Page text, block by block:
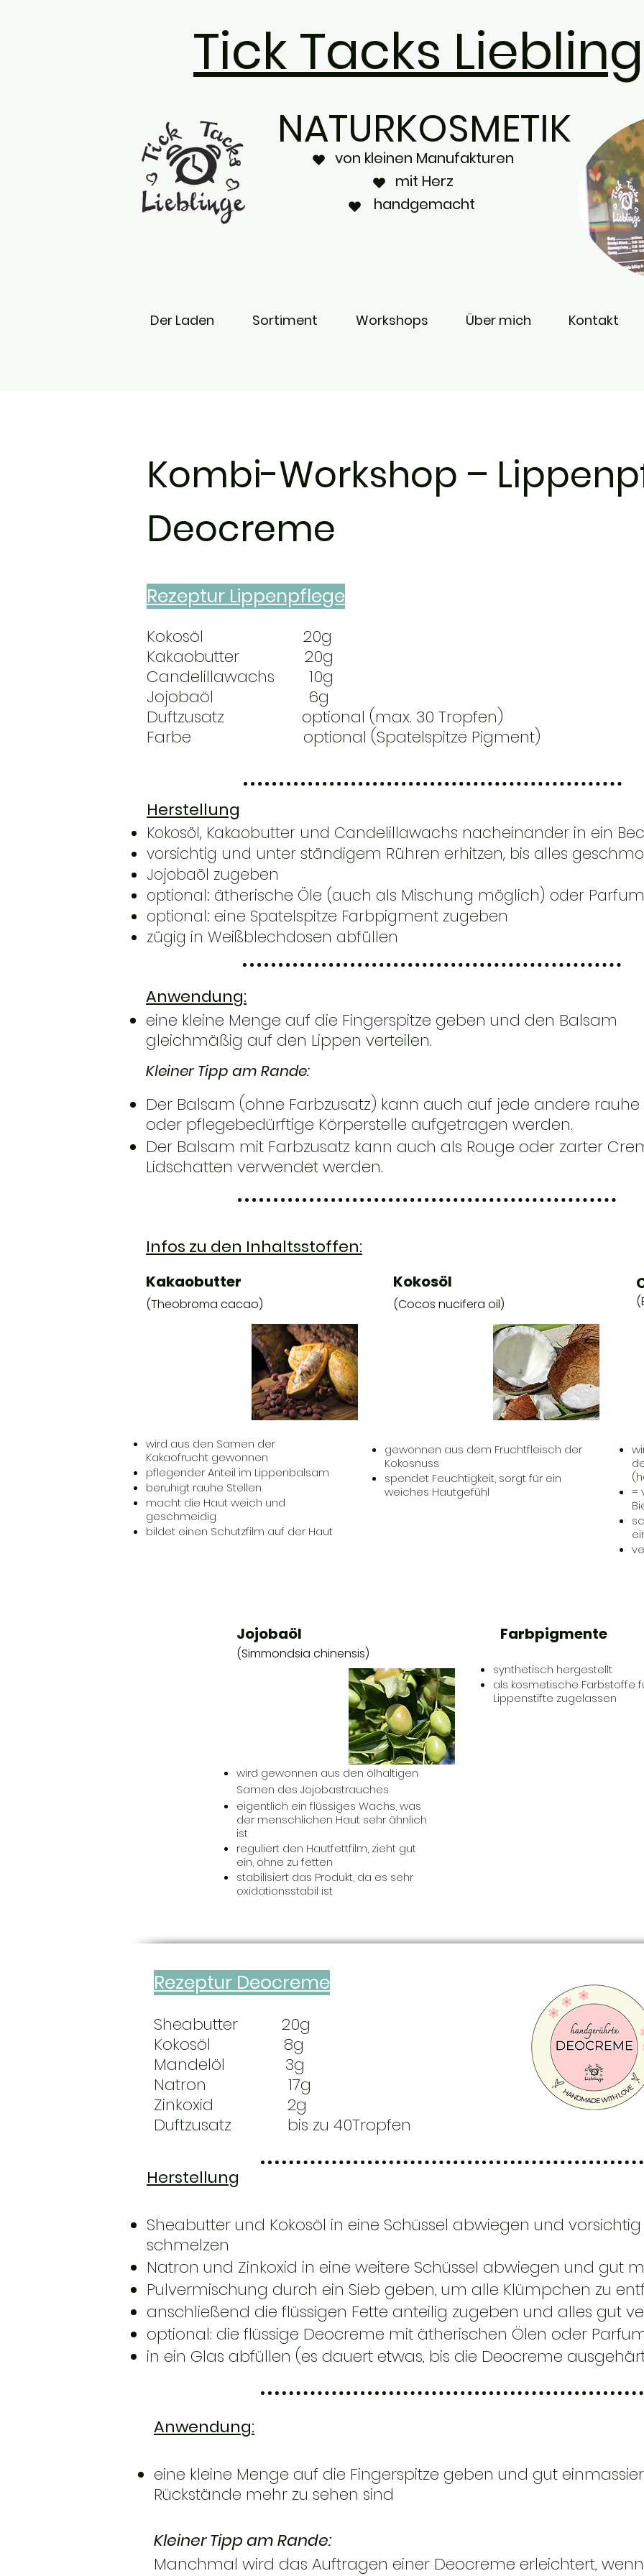
Tick Tacks
NATURKOSMETIK
von kleinen Manufakturen
mit Herz
handgemacht
Der Laden Sortiment Workshops Über mich Kontakt
Kombi-Workshop –
Deocreme
Rezeptur Lippenpflege
Kokosöl 20g
Kakaobutter 20g
Candelillawachs 10g
Jojobaöl 6g
Duftzusatz optional (max. 30 Tropfen)
Farbe optional (Spatelspitze Pigment)
Herstellung
Kokosöl, Kakaobutter und Candelillawachs nacheinander in ein
vorsichtig und unter ständigem Rühren erhitzen, bis alles
Jojobaöl zugeben
optional: ätherische Öle (auch als Mischung möglich) oder
optional: eine Spatelspitze Farbpigment zugeben
zügig in Weißblechdosen abfüllen
Anwendung:
eine kleine Menge auf die Fingerspitze geben und den Balsam
gleichmäßig auf den Lippen verteilen.
Kleiner Tipp am Rande:
Der Balsam (ohne Farbzusatz) kann auch auf jede andere rauhe
oder pflegebedürftige Körperstelle aufgetragen werden.
Der Balsam mit Farbzusatz kann auch als Rouge oder zarter
Lidschatten verwendet werden.
Infos zu den Inhaltsstoffen:
Kakaobutter
(Theobroma cacao)
wird aus den Samen der
Kakaofrucht gewonnen
pflegender Anteil im Lippenbalsam
beruhigt rauhe Stellen
macht die Haut weich und
geschmeidig
bildet einen Schutzfilm auf der Haut
Kokosöl
(Cocos nucifera oil)
gewonnen aus dem Fruchtfleisch der
Kokosnuss
spendet Feuchtigkeit, sorgt für ein
weiches Hautgefühl
=
Jojobaöl
(Simmondsia chinensis)
wird gewonnen aus den ölhaltigen
Samen des Jojobastrauches
eigentlich ein flüssiges Wachs, was
der menschlichen Haut sehr ähnlich
ist
reguliert den Hautfettfilm, zieht gut
ein, ohne zu fetten
stabilisiert das Produkt, da es sehr
oxidationsstabil ist
Farbpigmente
synthetisch hergestellt
als kosmetische Farbstoffe
Lippenstifte zugelassen
Rezeptur Deocreme
Sheabutter 20g
Kokosöl 8g
Mandelöl 3g
Natron 17g
Zinkoxid 2g
Duftzusatz bis zu 40Tropfen
Herstellung
Sheabutter und Kokosöl in eine Schüssel abwiegen und
schmelzen
Natron und Zinkoxid in eine weitere Schüssel abwiegen und gut
Pulvermischung durch ein Sieb geben, um alle Klümpchen zu
anschließend die flüssigen Fette anteilig zugeben und alles gut
optional: die flüssige Deocreme mit ätherischen Ölen oder
in ein Glas abfüllen (es dauert etwas, bis die Deocreme
Anwendung:
eine kleine Menge auf die Fingerspitze geben und gut
Rückstände mehr zu sehen sind
Kleiner Tipp am Rande:​​
Manchmal wird das Auftragen einer Deocreme erleichtert,